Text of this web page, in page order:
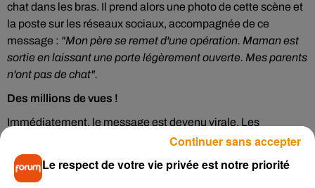
chat dans les bras. Il prend alors une photo de cette scène et
la poste sur les réseaux sociaux, accompagnée de ce
message : "Mon père se remet d'une opération. Maman est
sortie en laissant une porte légèrement ouverte. Mes parents
n'ont pas de chat".
Des millions de vues !
Immédiatement, le message est devenu virale. Les
internautes l'ont partagé en masse en déclarant que les
chats choisissaient visiblement seuls leurs maîtres. Celui-ci
en tout cas, n'a pas hésité à venir câliner un homme en
Le respect de votre vie privée est notre priorité
Continuer sans accepter